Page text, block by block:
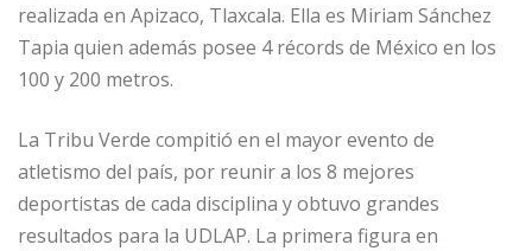
realizada en Apizaco, Tlaxcala. Ella es Miriam Sánchez
Tapia quien además posee 4 récords de México en los
100 y 200 metros.
La Tribu Verde compitió en el mayor evento de
atletismo del país, por reunir a los 8 mejores
deportistas de cada disciplina y obtuvo grandes
resultados para la UDLAP. La primera figura en